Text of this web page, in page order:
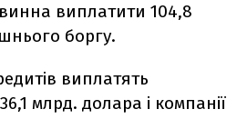
виплатити 104,8
боргу.
виплатять
млрд. долара і компанії